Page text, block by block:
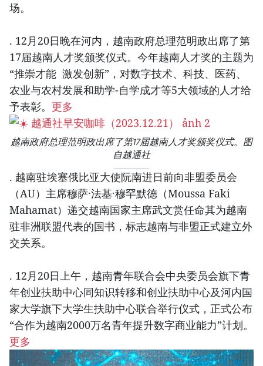
场。
. 12月20日晚在河内，越南政府总理范明政出席了第
17届越南人才奖颁奖仪式。今年越南人才奖的主题为
“推崇才能 激发创新”，对数字技术、科技、医药、
农业与农村发展和助学-自学成才等5大领域的人才给
予表彰。 更多
越南政府总理范明政出席了第17届越南人才奖颁奖仪式。图
自越通社
. 越南驻埃塞俄比亚大使阮南进日前向非盟委员会
（AU）主席穆萨·法基·穆罕默德（Moussa Faki
Mahamat）递交越南国家主席武文赏任命其为越南
驻非洲联盟代表的国书，标志越南与非盟正式建立外
交关系。
. 12月20日上午，越南青年联合会中央委员会旗下青
年创业扶助中心同知识转移和创业扶助中心及河内国
家大学旗下大学生扶助中心联合举行仪式，正式公布
“合作为越南2000万名青年提升数字商业能力”计划。
更多